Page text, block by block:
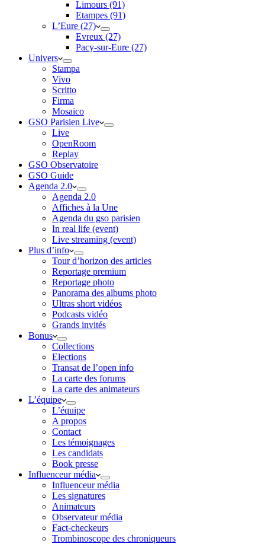
Limours (91)
Etampes (91)
L’Eure (27)
Evreux (27)
Pacy-sur-Eure (27)
Univers
Stampa
Vivo
Scritto
Firma
Mosaico
GSO Parisien Live
Live
OpenRoom
Replay
GSO Observatoire
GSO Guide
Agenda 2.0
Agenda 2.0
Affiches à la Une
Agenda du gso parisien
In real life (event)
Live streaming (event)
Plus d’info
Tour d’horizon des articles
Reportage premium
Reportage photo
Panorama des albums photo
Ultras short vidéos
Podcasts vidéo
Grands invités
Bonus
Collections
Elections
Transat de l’open info
La carte des forums
La carte des animateurs
L’équipe
L’équipe
A propos
Contact
Les témoignages
Les candidats
Book presse
Influenceur média
Influenceur média
Les signatures
Animateurs
Observateur média
Fact-checkeurs
Trombinoscope des chroniqueurs